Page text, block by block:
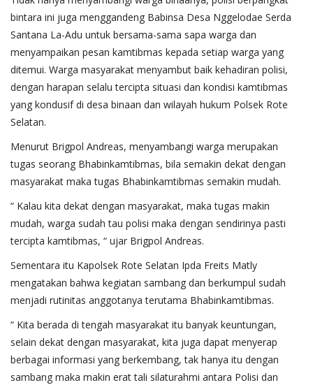
bintara ini juga menggandeng Babinsa Desa Nggelodae Serda
Santana La-Adu untuk bersama-sama sapa warga dan
menyampaikan pesan kamtibmas kepada setiap warga yang
ditemui. Warga masyarakat menyambut baik kehadiran polisi,
dengan harapan selalu tercipta situasi dan kondisi kamtibmas
yang kondusif di desa binaan dan wilayah hukum Polsek Rote
Selatan.
Menurut Brigpol Andreas, menyambangi warga merupakan
tugas seorang Bhabinkamtibmas, bila semakin dekat dengan
masyarakat maka tugas Bhabinkamtibmas semakin mudah.
“ Kalau kita dekat dengan masyarakat, maka tugas makin
mudah, warga sudah tau polisi maka dengan sendirinya pasti
tercipta kamtibmas, “ ujar Brigpol Andreas.
Sementara itu Kapolsek Rote Selatan Ipda Freits Matly
mengatakan bahwa kegiatan sambang dan berkumpul sudah
menjadi rutinitas anggotanya terutama Bhabinkamtibmas.
“ Kita berada di tengah masyarakat itu banyak keuntungan,
selain dekat dengan masyarakat, kita juga dapat menyerap
berbagai informasi yang berkembang, tak hanya itu dengan
sambang maka makin erat tali silaturahmi antara Polisi dan